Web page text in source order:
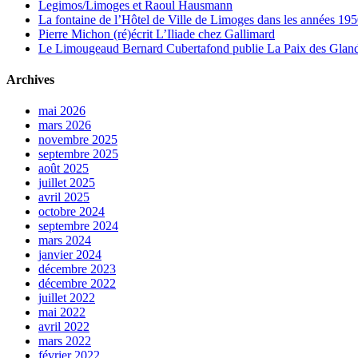
Legimos/Limoges et Raoul Hausmann
La fontaine de l’Hôtel de Ville de Limoges dans les années
Pierre Michon (ré)écrit L’Iliade chez Gallimard
Le Limougeaud Bernard Cubertafond publie La Paix des
Archives
mai 2026
mars 2026
novembre 2025
septembre 2025
août 2025
juillet 2025
avril 2025
octobre 2024
septembre 2024
mars 2024
janvier 2024
décembre 2023
décembre 2022
juillet 2022
mai 2022
avril 2022
mars 2022